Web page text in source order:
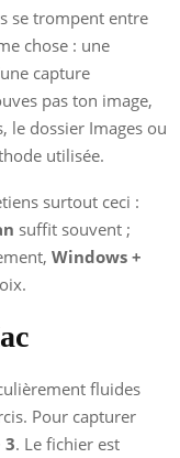
se trompent entre
chose : une
capture
pas ton image,
le dossier Images ou
utilisée.
surtout ceci :
suffit souvent ;
Windows +
fluides
Pour capturer
3. Le fichier est